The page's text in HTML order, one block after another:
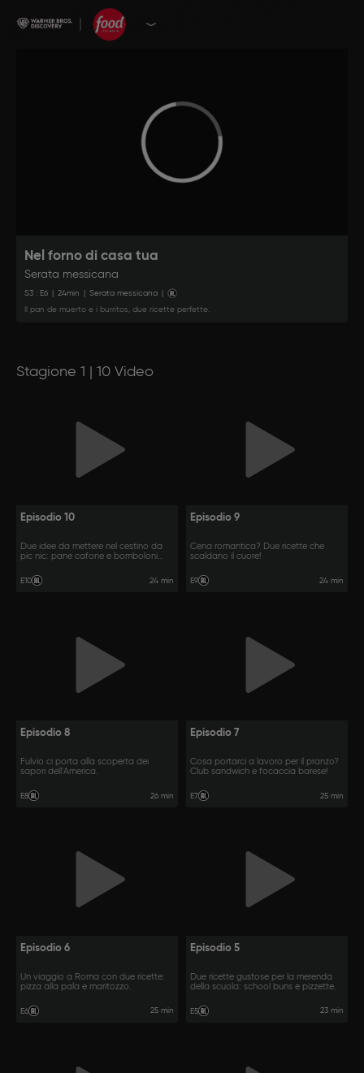
Nel forno di casa tua
Serata messicana
S3 : E6 24min Serata messicana
Il pan de muerto e i burritos, due ricette perfette.
Stagione 1 | 10 Video
Episodio 10
Due idee da mettere nel cestino da
pic nic: pane cafone e bomboloni
E10 24 min
Episodio 9
Cena romantica? Due ricette che
scaldano il cuore!
E9 24 min
Episodio 8
Fulvio ci porta alla scoperta dei
sapori dell'America.
E8 26 min
Episodio 7
Cosa portarci a lavoro per il pranzo?
Club sandwich e focaccia barese!
E7 25 min
Episodio 6
Un viaggio a Roma con due ricette:
pizza alla pala e maritozzo.
E6 25 min
Episodio 5
Due ricette gustose per la merenda
della scuola: school buns e pizzette.
E5 23 min